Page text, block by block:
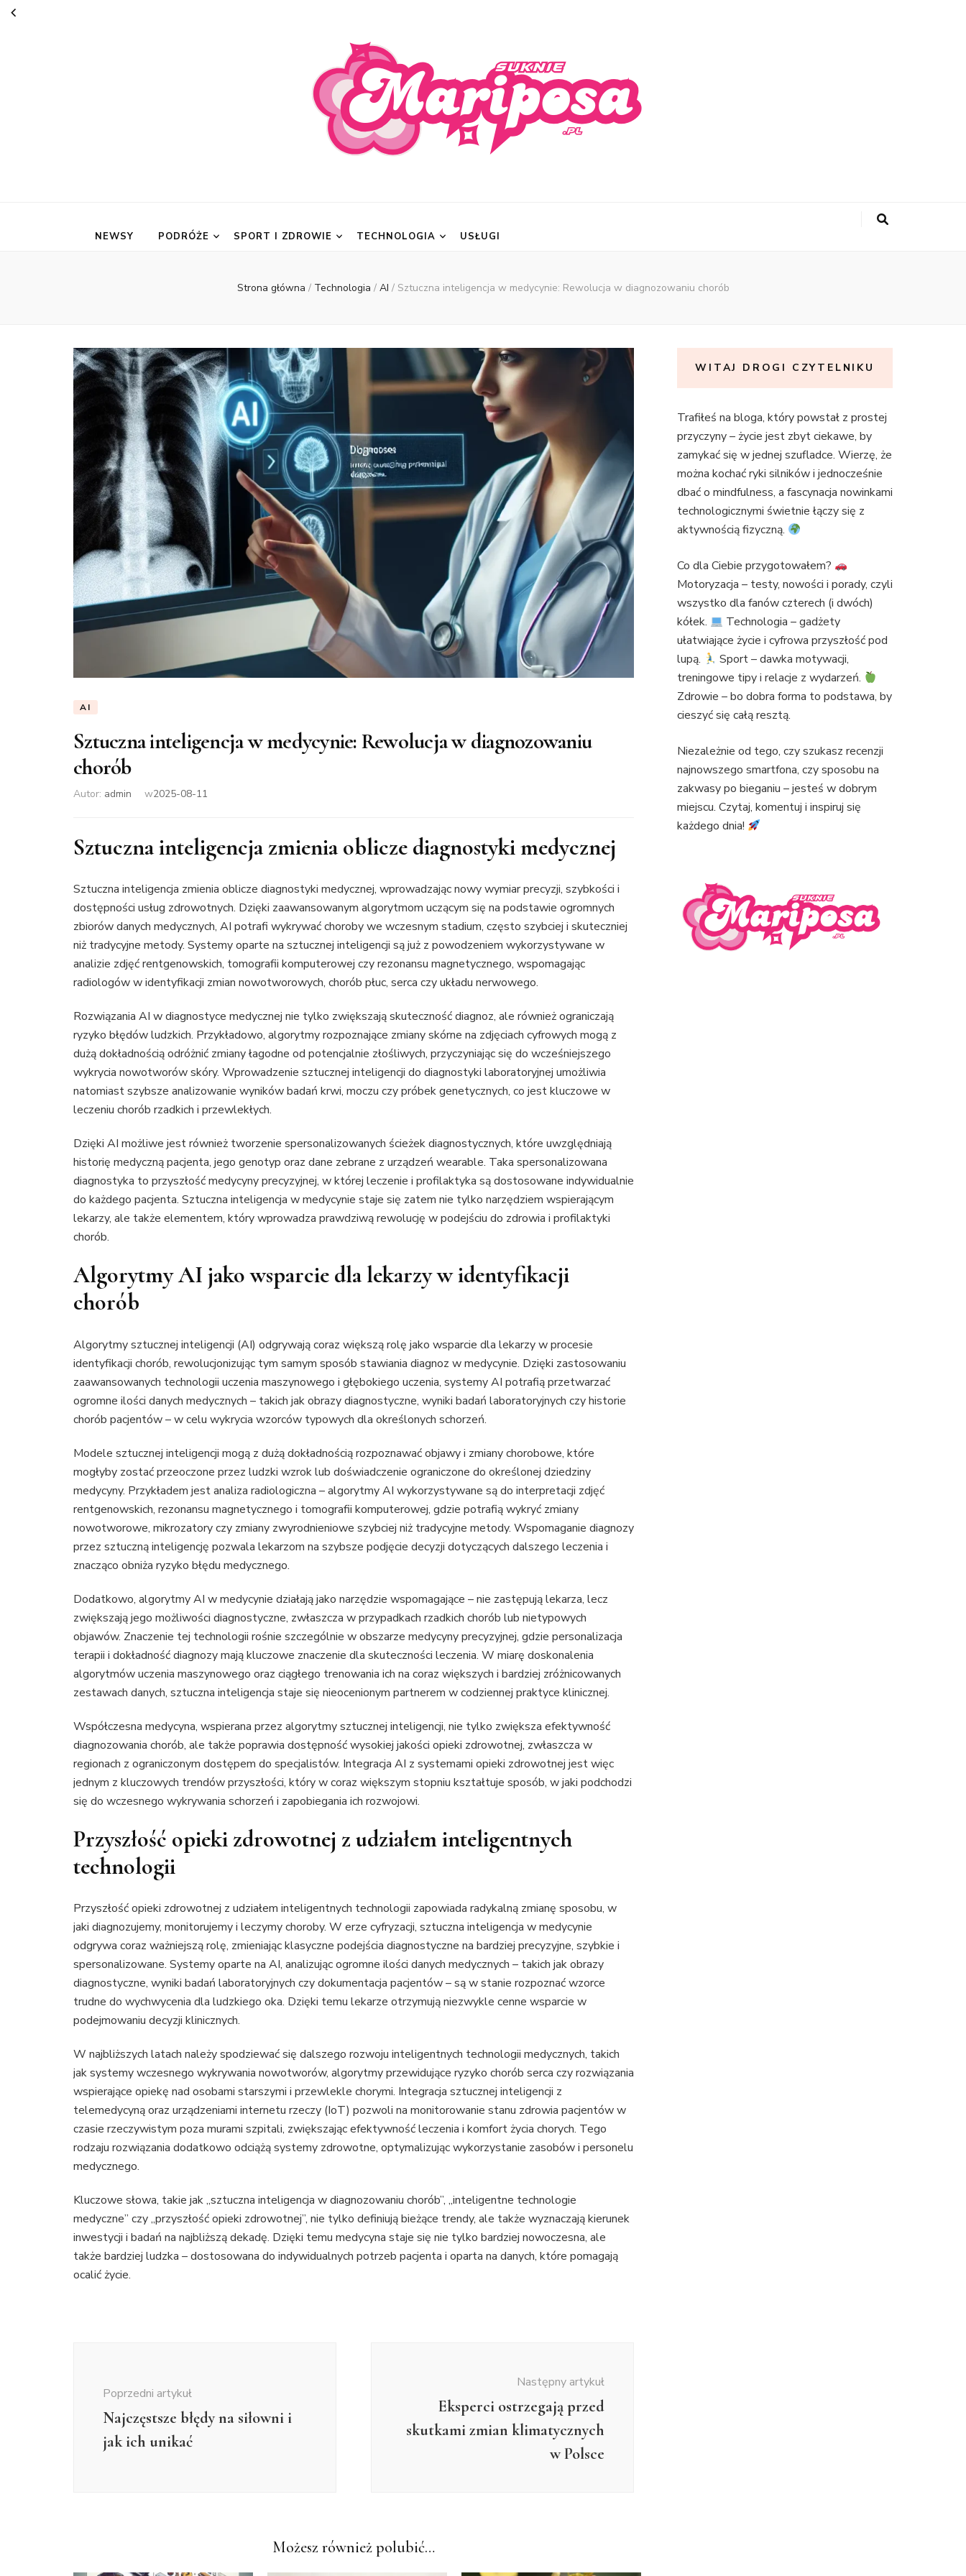
NEWSY PODRÓŻE SPORT I ZDROWIE TECHNOLOGIA USŁUGI
Strona główna / Technologia / AI / Sztuczna inteligencja w medycynie: Rewolucja w diagnozowaniu chorób
AI
Sztuczna inteligencja w medycynie: Rewolucja w diagnozowaniu
chorób
Autor: admin w2025-08-11
Sztuczna inteligencja zmienia oblicze diagnostyki medycznej
Sztuczna inteligencja zmienia oblicze diagnostyki medycznej, wprowadzając nowy wymiar precyzji, szybkości i
dostępności usług zdrowotnych. Dzięki zaawansowanym algorytmom uczącym się na podstawie ogromnych
zbiorów danych medycznych, AI potrafi wykrywać choroby we wczesnym stadium, często szybciej i skuteczniej
niż tradycyjne metody. Systemy oparte na sztucznej inteligencji są już z powodzeniem wykorzystywane w
analizie zdjęć rentgenowskich, tomografii komputerowej czy rezonansu magnetycznego, wspomagając
radiologów w identyfikacji zmian nowotworowych, chorób płuc, serca czy układu nerwowego.
Rozwiązania AI w diagnostyce medycznej nie tylko zwiększają skuteczność diagnoz, ale również ograniczają
ryzyko błędów ludzkich. Przykładowo, algorytmy rozpoznające zmiany skórne na zdjęciach cyfrowych mogą z
dużą dokładnością odróżnić zmiany łagodne od potencjalnie złośliwych, przyczyniając się do wcześniejszego
wykrycia nowotworów skóry. Wprowadzenie sztucznej inteligencji do diagnostyki laboratoryjnej umożliwia
natomiast szybsze analizowanie wyników badań krwi, moczu czy próbek genetycznych, co jest kluczowe w
leczeniu chorób rzadkich i przewlekłych.
Dzięki AI możliwe jest również tworzenie spersonalizowanych ścieżek diagnostycznych, które uwzględniają
historię medyczną pacjenta, jego genotyp oraz dane zebrane z urządzeń wearable. Taka spersonalizowana
diagnostyka to przyszłość medycyny precyzyjnej, w której leczenie i profilaktyka są dostosowane indywidualnie
do każdego pacjenta. Sztuczna inteligencja w medycynie staje się zatem nie tylko narzędziem wspierającym
lekarzy, ale także elementem, który wprowadza prawdziwą rewolucję w podejściu do zdrowia i profilaktyki
chorób.
Algorytmy AI jako wsparcie dla lekarzy w identyfikacji
chorób
Algorytmy sztucznej inteligencji (AI) odgrywają coraz większą rolę jako wsparcie dla lekarzy w procesie
identyfikacji chorób, rewolucjonizując tym samym sposób stawiania diagnoz w medycynie. Dzięki zastosowaniu
zaawansowanych technologii uczenia maszynowego i głębokiego uczenia, systemy AI potrafią przetwarzać
ogromne ilości danych medycznych – takich jak obrazy diagnostyczne, wyniki badań laboratoryjnych czy historie
chorób pacjentów – w celu wykrycia wzorców typowych dla określonych schorzeń.
Modele sztucznej inteligencji mogą z dużą dokładnością rozpoznawać objawy i zmiany chorobowe, które
mogłyby zostać przeoczone przez ludzki wzrok lub doświadczenie ograniczone do określonej dziedziny
medycyny. Przykładem jest analiza radiologiczna – algorytmy AI wykorzystywane są do interpretacji zdjęć
rentgenowskich, rezonansu magnetycznego i tomografii komputerowej, gdzie potrafią wykryć zmiany
nowotworowe, mikrozatory czy zmiany zwyrodnieniowe szybciej niż tradycyjne metody. Wspomaganie diagnozy
przez sztuczną inteligencję pozwala lekarzom na szybsze podjęcie decyzji dotyczących dalszego leczenia i
znacząco obniża ryzyko błędu medycznego.
Dodatkowo, algorytmy AI w medycynie działają jako narzędzie wspomagające – nie zastępują lekarza, lecz
zwiększają jego możliwości diagnostyczne, zwłaszcza w przypadkach rzadkich chorób lub nietypowych
objawów. Znaczenie tej technologii rośnie szczególnie w obszarze medycyny precyzyjnej, gdzie personalizacja
terapii i dokładność diagnozy mają kluczowe znaczenie dla skuteczności leczenia. W miarę doskonalenia
algorytmów uczenia maszynowego oraz ciągłego trenowania ich na coraz większych i bardziej zróżnicowanych
zestawach danych, sztuczna inteligencja staje się nieocenionym partnerem w codziennej praktyce klinicznej.
Współczesna medycyna, wspierana przez algorytmy sztucznej inteligencji, nie tylko zwiększa efektywność
diagnozowania chorób, ale także poprawia dostępność wysokiej jakości opieki zdrowotnej, zwłaszcza w
regionach z ograniczonym dostępem do specjalistów. Integracja AI z systemami opieki zdrowotnej jest więc
jednym z kluczowych trendów przyszłości, który w coraz większym stopniu kształtuje sposób, w jaki podchodzi
się do wczesnego wykrywania schorzeń i zapobiegania ich rozwojowi.
Przyszłość opieki zdrowotnej z udziałem inteligentnych
technologii
Przyszłość opieki zdrowotnej z udziałem inteligentnych technologii zapowiada radykalną zmianę sposobu, w
jaki diagnozujemy, monitorujemy i leczymy choroby. W erze cyfryzacji, sztuczna inteligencja w medycynie
odgrywa coraz ważniejszą rolę, zmieniając klasyczne podejścia diagnostyczne na bardziej precyzyjne, szybkie i
spersonalizowane. Systemy oparte na AI, analizując ogromne ilości danych medycznych – takich jak obrazy
diagnostyczne, wyniki badań laboratoryjnych czy dokumentacja pacjentów – są w stanie rozpoznać wzorce
trudne do wychwycenia dla ludzkiego oka. Dzięki temu lekarze otrzymują niezwykle cenne wsparcie w
podejmowaniu decyzji klinicznych.
W najbliższych latach należy spodziewać się dalszego rozwoju inteligentnych technologii medycznych, takich
jak systemy wczesnego wykrywania nowotworów, algorytmy przewidujące ryzyko chorób serca czy rozwiązania
wspierające opiekę nad osobami starszymi i przewlekle chorymi. Integracja sztucznej inteligencji z
telemedycyną oraz urządzeniami internetu rzeczy (IoT) pozwoli na monitorowanie stanu zdrowia pacjentów w
czasie rzeczywistym poza murami szpitali, zwiększając efektywność leczenia i komfort życia chorych. Tego
rodzaju rozwiązania dodatkowo odciążą systemy zdrowotne, optymalizując wykorzystanie zasobów i personelu
medycznego.
Kluczowe słowa, takie jak „sztuczna inteligencja w diagnozowaniu chorób”, „inteligentne technologie
medyczne” czy „przyszłość opieki zdrowotnej”, nie tylko definiują bieżące trendy, ale także wyznaczają kierunek
inwestycji i badań na najbliższą dekadę. Dzięki temu medycyna staje się nie tylko bardziej nowoczesna, ale
także bardziej ludzka – dostosowana do indywidualnych potrzeb pacjenta i oparta na danych, które pomagają
ocalić życie.
Poprzedni artykuł
Najczęstsze błędy na siłowni i
jak ich unikać
Następny artykuł
Eksperci ostrzegają przed
skutkami zmian klimatycznych
w Polsce
Możesz również polubić…
WITAJ DROGI CZYTELNIKU
Trafiłeś na bloga, który powstał z prostej
przyczyny – życie jest zbyt ciekawe, by
zamykać się w jednej szufladce. Wierzę, że
można kochać ryki silników i jednocześnie
dbać o mindfulness, a fascynacja nowinkami
technologicznymi świetnie łączy się z
aktywnością fizyczną.
Co dla Ciebie przygotowałem?
Motoryzacja – testy, nowości i porady, czyli
wszystko dla fanów czterech (i dwóch)
kółek.
Technologia – gadżety
ułatwiające życie i cyfrowa przyszłość pod
lupą.
Sport – dawka motywacji,
treningowe tipy i relacje z wydarzeń.
Zdrowie – bo dobra forma to podstawa, by
cieszyć się całą resztą.
Niezależnie od tego, czy szukasz recenzji
najnowszego smartfona, czy sposobu na
zakwasy po bieganiu – jesteś w dobrym
miejscu. Czytaj, komentuj i inspiruj się
każdego dnia!